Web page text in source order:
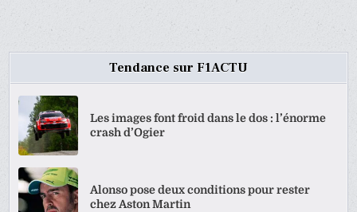
Tendance sur F1ACTU
Les images font froid dans le dos : l’énorme
crash d’Ogier
Alonso pose deux conditions pour rester
chez Aston Martin